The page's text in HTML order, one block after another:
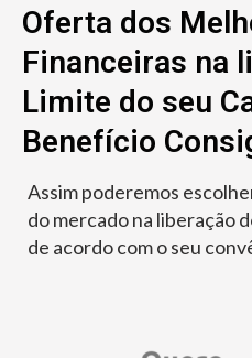
Oferta dos
Financeiras na
Limite do seu
Benefício
Assim poderemos
do mercado na liberação
de acordo com o seu